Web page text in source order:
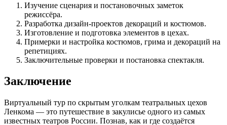
Изучение сценария и постановочных заметок
режиссёра.
Разработка дизайн-проектов декораций и костюмов.
Изготовление и подготовка элементов в цехах.
Примерки и настройка костюмов, грима и декораций на
репетициях.
Заключительные проверки и постановка спектакля.
Заключение
Виртуальный тур по скрытым уголкам театральных цехов
Ленкома — это путешествие в закулисье одного из самых
известных театров России. Познав, как и где создаётся